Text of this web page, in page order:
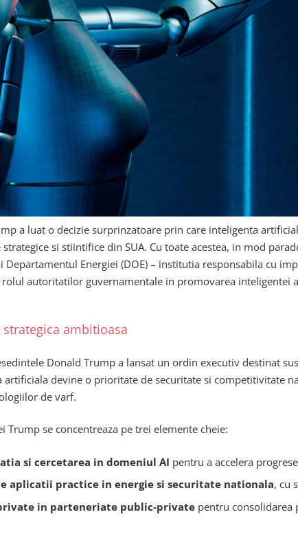
a luat o decizie surprinzatoare prin care inteligenta
si stiintifice din SUA. Cu toate acestea, in mod
Energiei (DOE) – institutia responsabila cu
autoritatilor guvernamentale in promovarea inteligentei
ambitioasa
Donald Trump a lansat un ordin executiv destinat
devine o prioritate de securitate si competitivitate
de varf.
Trump se concentreaza pe trei elemente cheie:
si cercetarea in domeniul AI pentru a accelera
aplicatii practice in energie si securitate nationala, cu
in parteneriate public-private pentru consolidarea